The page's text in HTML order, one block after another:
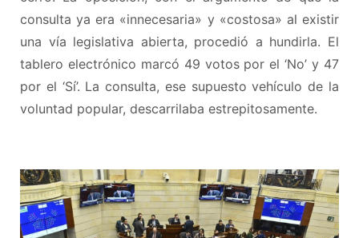
consulta ya era «innecesaria» y «costosa» al existir
una vía legislativa abierta, procedió a hundirla. El
tablero electrónico marcó 49 votos por el ‘No’ y 47
por el ‘Sí’. La consulta, ese supuesto vehículo de la
voluntad popular, descarrilaba estrepitosamente.